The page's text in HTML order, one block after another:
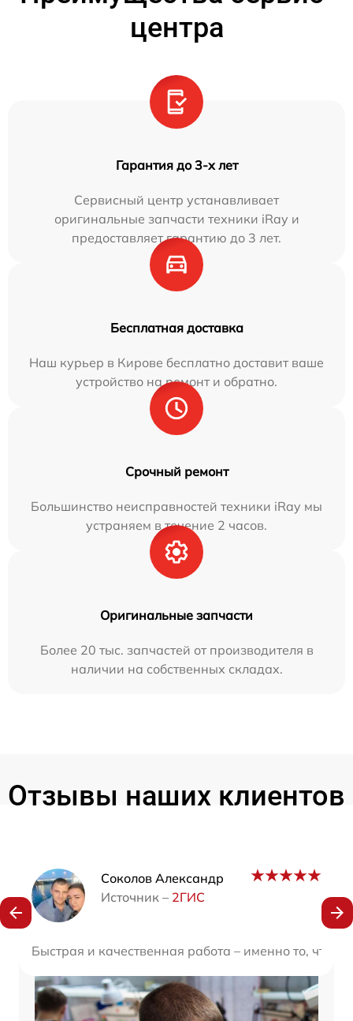
центра
Гарантия до 3-х лет
Сервисный центр устанавливает
оригинальные запчасти техники iRay и
предоставляет гарантию до 3 лет.
Бесплатная доставка
Наш курьер в Кирове бесплатно доставит ваше
устройство на ремонт и обратно.
Срочный ремонт
Большинство неисправностей техники iRay мы
устраняем в течение 2 часов.
Оригинальные запчасти
Более 20 тыс. запчастей от производителя в
наличии на собственных складах.
Отзывы наших клиентов
Соколов Александр
Источник – 2ГИС
Быстрая и качественная работа – именно то, что
Наши мастера